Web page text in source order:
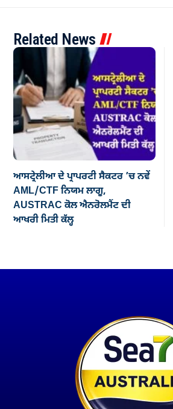
Related News
ਆਸਟ੍ਰੇਲੀਆ ਦੇ ਪ੍ਰਾਪਰਟੀ ਸੈਕਟਰ ’ਚ ਨਵੇਂ
AML/CTF ਨਿਯਮ ਲਾਗੂ,
AUSTRAC ਕੋਲ ਐਨਰੋਲਮੈਂਟ ਦੀ
ਆਖਰੀ ਮਿਤੀ ਕੱਲ੍ਹ